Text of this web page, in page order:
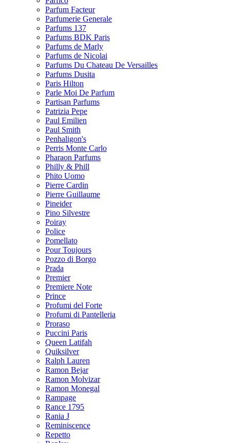
Parfum Facteur
Parfumerie Generale
Parfums 137
Parfums BDK Paris
Parfums de Marly
Parfums de Nicolai
Parfums Du Chateau De Versailles
Parfums Dusita
Paris Hilton
Parle Moi De Parfum
Partisan Parfums
Patrizia Pepe
Paul Emilien
Paul Smith
Penhaligon's
Perris Monte Carlo
Pharaon Parfums
Philly & Phill
Phito Uomo
Pierre Cardin
Pierre Guillaume
Pineider
Pino Silvestre
Poiray
Police
Pomellato
Pour Toujours
Pozzo di Borgo
Prada
Premier
Premiere Note
Prince
Profumi del Forte
Profumi di Pantelleria
Proraso
Puccini Paris
Queen Latifah
Quiksilver
Ralph Lauren
Ramon Bejar
Ramon Molvizar
Ramon Monegal
Rampage
Rance 1795
Rania J
Reminiscence
Repetto